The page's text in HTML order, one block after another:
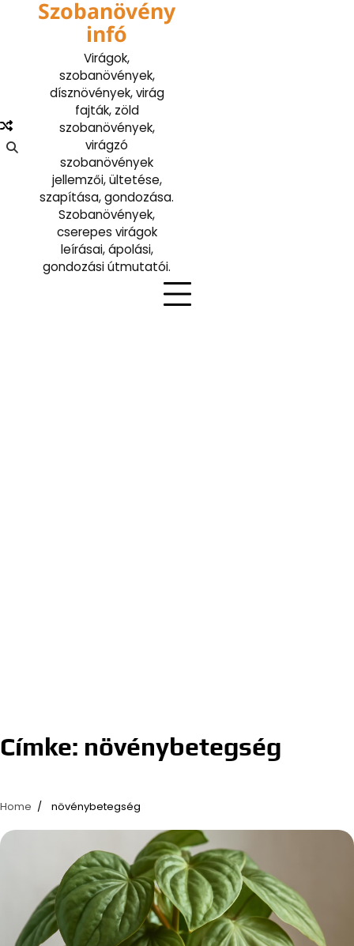
Szobanövény
infó
Virágok,
szobanövények,
dísznövények, virág
fajták, zöld
szobanövények,
virágzó
szobanövények
jellemzői, ültetése,
szapítása, gondozása.
Szobanövények,
cserepes virágok
leírásai, ápolási,
gondozási útmutatói.
Címke: növénybetegség
Home növénybetegség